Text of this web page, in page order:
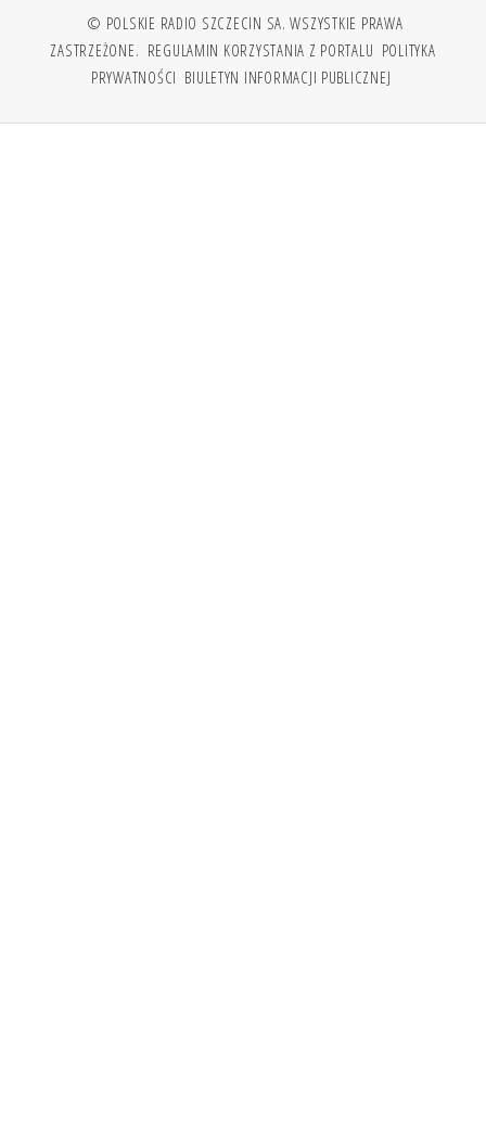
© POLSKIE RADIO SZCZECIN SA. WSZYSTKIE PRAWA
ZASTRZEŻONE. REGULAMIN KORZYSTANIA Z PORTALU POLITYKA
PRYWATNOŚCI BIULETYN INFORMACJI PUBLICZNEJ